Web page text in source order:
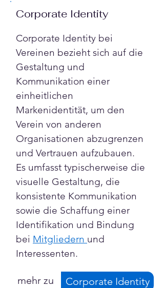
Corporate Identity
Corporate Identity bei
Vereinen bezieht sich auf die
Gestaltung und
Kommunikation einer
einheitlichen
Markenidentität, um den
Verein von anderen
Organisationen abzugrenzen
und Vertrauen aufzubauen.
Es umfasst typischerweise die
visuelle Gestaltung, die
konsistente Kommunikation
sowie die Schaffung einer
Identifikation und Bindung
bei Mitgliedern und
Interessenten.
mehr zu Corporate Identity